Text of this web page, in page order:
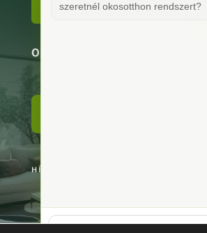
OKOSOTTHON RENDSZEREK
HÍVJON MUNKANAPOKON 8-16 ÓRA
szeretnél okosotthon rendszert?